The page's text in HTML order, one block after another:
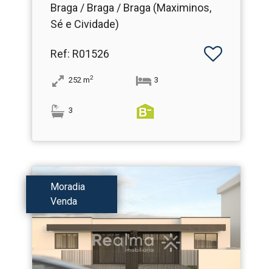
Braga / Braga / Braga (Maximinos,
Sé e Cividade)
Ref: R01526
252 m2 3
3
Moradia
Venda